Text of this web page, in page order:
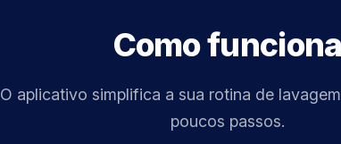
Como funciona
O aplicativo simplifica a sua rotina de
poucos passos.